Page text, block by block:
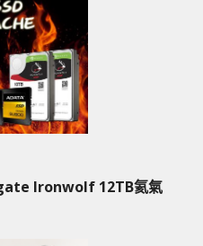
Ironwolf 12TB氦氣